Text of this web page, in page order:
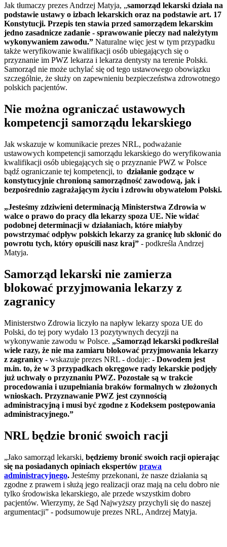
Jak tłumaczy prezes Andrzej Matyja, „samorząd lekarski działa na
podstawie ustawy o izbach lekarskich oraz na podstawie art. 17
Konstytucji. Przepis ten stawia przed samorządem lekarskim
jedno zasadnicze zadanie - sprawowanie pieczy nad należytym
wykonywaniem zawodu.” Naturalne więc jest w tym przypadku
także weryfikowanie kwalifikacji osób ubiegających się o
przyznanie im PWZ lekarza i lekarza dentysty na terenie Polski.
Samorząd nie może uchylać się od tego ustawowego obowiązku
szczególnie, że służy on zapewnieniu bezpieczeństwa zdrowotnego
polskich pacjentów.
Nie można ograniczać ustawowych
kompetencji samorządu lekarskiego
Jak wskazuje w komunikacie prezes NRL, podważanie
ustawowych kompetencji samorządu lekarskiego do weryfikowania
kwalifikacji osób ubiegających się o przyznanie PWZ w Polsce
bądź ograniczanie tej kompetencji, to działanie godzące w
konstytucyjnie chronioną samorządność zawodową, jak i
bezpośrednio zagrażającym życiu i zdrowiu obywatelom Polski.
„Jesteśmy zdziwieni determinacją Ministerstwa Zdrowia w
walce o prawo do pracy dla lekarzy spoza UE. Nie widać
podobnej determinacji w działaniach, które miałyby
powstrzymać odpływ polskich lekarzy za granicę lub skłonić do
powrotu tych, który opuścili nasz kraj” - podkreśla Andrzej
Matyja.
Samorząd lekarski nie zamierza
blokować przyjmowania lekarzy z
zagranicy
Ministerstwo Zdrowia liczyło na napływ lekarzy spoza UE do
Polski, do tej pory wydało 13 pozytywnych decyzji na
wykonywanie zawodu w Polsce. „Samorząd lekarski podkreślał
wiele razy, że nie ma zamiaru blokować przyjmowania lekarzy
z zagranicy - wskazuje prezes NRL - dodaje: - Dowodem jest
m.in. to, że w 3 przypadkach okręgowe rady lekarskie podjęły
już uchwały o przyznaniu PWZ. Pozostałe są w trakcie
procedowania i uzupełniania braków formalnych w złożonych
wnioskach. Przyznawanie PWZ jest czynnością
administracyjną i musi być zgodne z Kodeksem postępowania
administracyjnego.”
NRL będzie bronić swoich racji
„Jako samorząd lekarski, będziemy bronić swoich racji opierając
się na posiadanych opiniach ekspertów prawa
administracyjnego. Jesteśmy przekonani, że nasze działania są
zgodne z prawem i służą jego realizacji oraz mają na celu dobro nie
tylko środowiska lekarskiego, ale przede wszystkim dobro
pacjentów. Wierzymy, że Sąd Najwyższy przychyli się do naszej
argumentacji” - podsumowuje prezes NRL, Andrzej Matyja.